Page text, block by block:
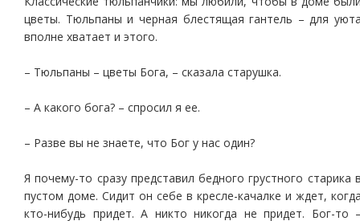
цветы. Тюльпаны и черная блестящая гантель – для
вполне хватает и этого.
– Тюльпаны – цветы Бога, – сказала старушка.
– А какого бога? – спросил я ее.
– Разве вы не знаете, что Бог у нас один?
Я почему-то сразу представил бедного грустного старика
пустом доме. Сидит он себе в кресле-качалке и ждет,
кто-нибудь придет. А никто никогда не придет. Бог-то